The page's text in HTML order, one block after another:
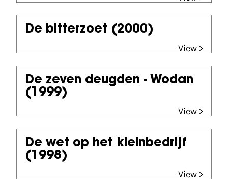
De bitterzoet (2000)
View >
De zeven deugden - Wodan
(1999)
View >
De wet op het kleinbedrijf
(1998)
View >